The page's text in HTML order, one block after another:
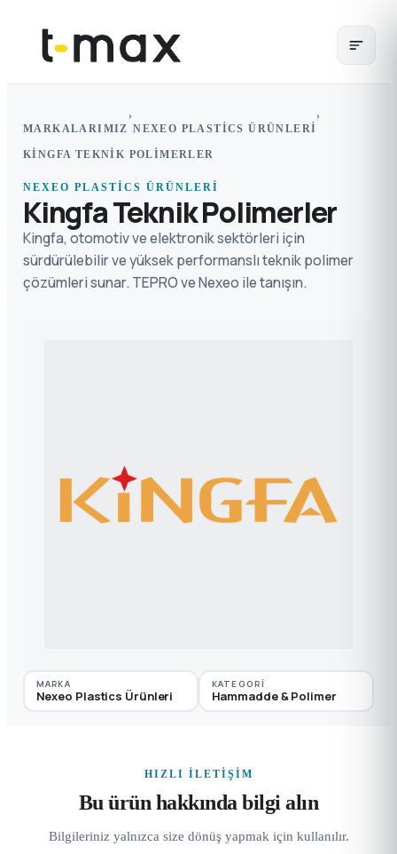
MARKALARIMIZ
›
NEXEO PLASTICS ÜRÜNLERI
›
KINGFA TEKNIK POLIMERLER
NEXEO PLASTICS ÜRÜNLERI
Kingfa Teknik Polimerler
Kingfa, otomotiv ve elektronik sektörleri için
sürdürülebilir ve yüksek performanslı teknik polimer
çözümleri sunar. TEPRO ve Nexeo ile tanışın.
MARKA
Nexeo Plastics Ürünleri
KATEGORI
Hammadde & Polimer
HIZLI İLETIŞIM
Bu ürün hakkında bilgi alın
Bilgileriniz yalnızca size dönüş yapmak için kullanılır.